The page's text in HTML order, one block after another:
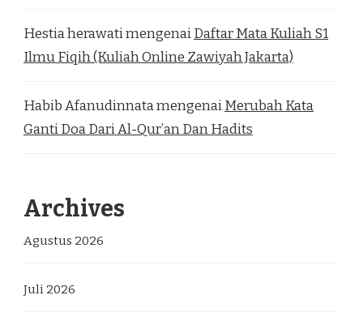
Hestia herawatimengenaiDaftar Mata Kuliah S1
Ilmu Fiqih (Kuliah Online Zawiyah Jakarta)
Habib AfanudinnatamengenaiMerubah Kata
Ganti Doa Dari Al-Qur’an Dan Hadits
Archives
Agustus 2026
Juli 2026